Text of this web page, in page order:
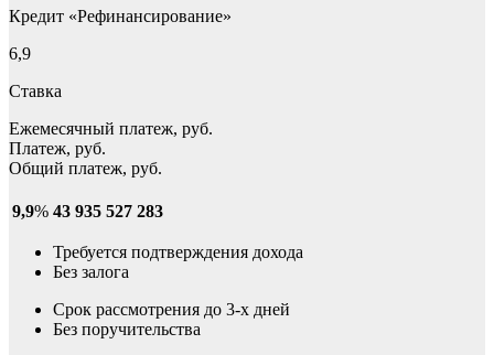
Кредит «Рефинансирование»
6,9
Ставка
Ежемесячный платеж, руб.
Платеж, руб.
Общий платеж, руб.
9,9% 43 935 527 283
Требуется подтверждения дохода
Без залога
Срок рассмотрения до 3-х дней
Без поручительства